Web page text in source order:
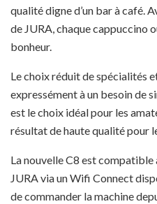
qualité digne d’un bar à café.
de JURA, chaque cappuccino
bonheur.
Le choix réduit de spécialités
expressément à un besoin de
est le choix idéal pour les
résultat de haute qualité pour
La nouvelle C8 est compatible
JURA via un Wifi Connect
de commander la machine